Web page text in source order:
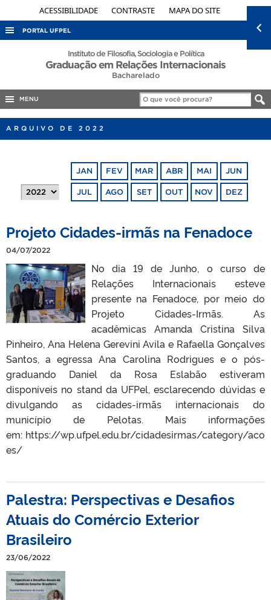
ACESSIBILIDADE CONTRASTE MAPA DO SITE
PORTAL UFPEL
ACESSO À INFORMAÇÃO
PORTARIAS
Instituto de Filosofia, Sociologia e Política
Graduação em Relações Internacionais
Bacharelado
MENU
ARQUIVO DE 2022
JAN FEV MAR ABR MAI JUN
JUL AGO SET OUT NOV DEZ
Projeto Cidades-irmãs na Fenadoce
04/07/2022
No dia 19 de Junho, o curso de
Relações Internacionais esteve
presente na Fenadoce, por meio do
Projeto Cidades-Irmãs. As
acadêmicas Amanda Cristina Silva
Pinheiro, Ana Helena Gerevini Avila e Rafaella Gonçalves
Santos, a egressa Ana Carolina Rodrigues e o pós-
graduando Daniel da Rosa Eslabão estiveram
disponíveis no stand da UFPel, esclarecendo dúvidas e
divulgando as cidades-irmãs internacionais do
município de Pelotas. Mais informações
em: https://wp.ufpel.edu.br/cidadesirmas/category/aco
es/
Palestra: Perspectivas e Desafios
Atuais do Comércio Exterior
Brasileiro
23/06/2022